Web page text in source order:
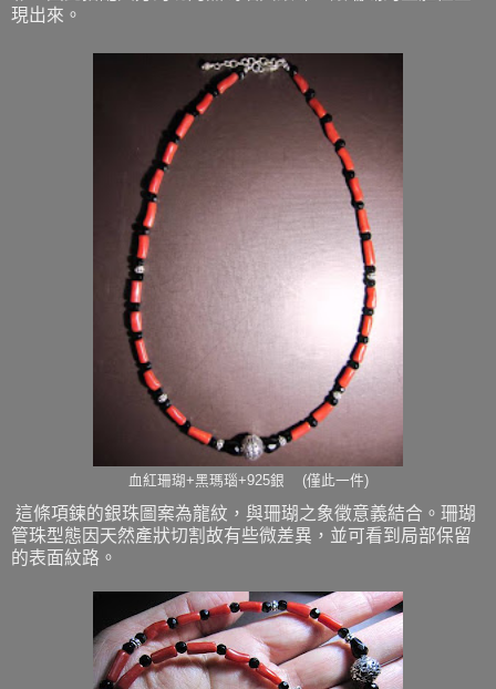
現出來。
血紅珊瑚+黑瑪瑙+925銀 (僅此一件)
這條項鍊的銀珠圖案為龍紋，與珊瑚之象徵意義結合。珊瑚
管珠型態因天然產狀切割故有些微差異，並可看到局部保留
的表面紋路。